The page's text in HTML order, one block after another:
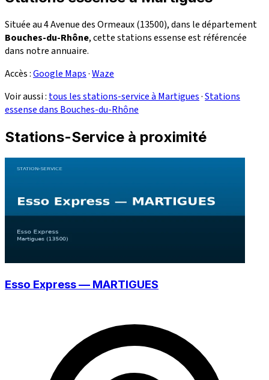
Située au 4 Avenue des Ormeaux (13500), dans le département
Bouches-du-Rhône, cette stations essense est référencée
dans notre annuaire.
Accès :Google Maps·Waze
Voir aussi : tous les stations-service à Martigues·Stations
essense dans Bouches-du-Rhône
Stations-Service à proximité
Esso Express — MARTIGUES